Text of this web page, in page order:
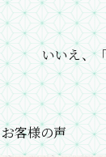
いいえ、
お客様の声